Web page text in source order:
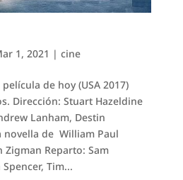
1, 2021 | cine
de hoy (USA 2017)
Dirección: Stuart Hazeldine
Lanham, Destin
novella de William Paul
Zigman Reparto: Sam
Tim...